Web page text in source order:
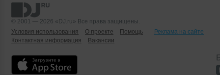
© 2001 — 2026 «DJ.ru» Все права защищены.
Условия использования
О проекте Помощь
Реклама на сайте
Контактная информация
Вакансии